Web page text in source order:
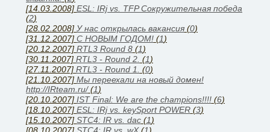
[14.03.2008] ESL: IRj vs. TFP Сокружительная победа
(2)
[28.02.2008] У нас открылась вакансия (0)
[31.12.2007] С НОВЫМ ГОДОМ! (1)
[20.12.2007] RTL3 Round 8 (1)
[30.11.2007] RTL3 - Round 2. (1)
[27.11.2007] RTL3 - Round 1. (0)
[21.10.2007] Мы переехали на новый домен!
http://IRteam.ru/(1)
[20.10.2007] IST Final: We are the champions!!!! (6)
[18.10.2007] ESL: IRj vs. keySport POWER (3)
[15.10.2007] STC4: IR vs. dac (1)